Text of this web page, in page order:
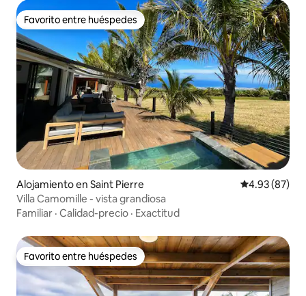
Favorito entre huéspedes
Favorito entre huéspedes
Alojamiento en Saint Pierre Calificación
4.93 (87)
Villa Camomille - vista grandiosa
Familiar · Calidad-precio · Exactitud
Favorito entre huéspedes
Favorito entre huéspedes